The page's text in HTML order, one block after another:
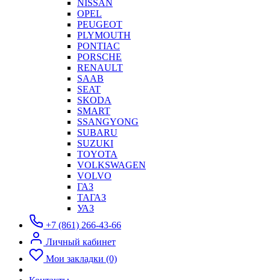
NISSAN
OPEL
PEUGEOT
PLYMOUTH
PONTIAC
PORSCHE
RENAULT
SAAB
SEAT
SKODA
SMART
SSANGYONG
SUBARU
SUZUKI
TOYOTA
VOLKSWAGEN
VOLVO
ГАЗ
ТАГАЗ
УАЗ
+7 (861) 266-43-66
Личный кабинет
Мои закладки (0)